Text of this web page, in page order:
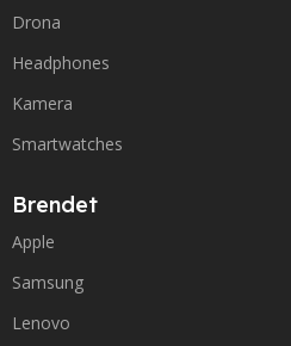
Drona
Headphones
Kamera
Smartwatches
Brendet
Apple
Samsung
Lenovo